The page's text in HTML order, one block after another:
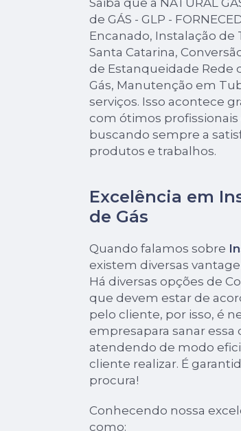
Saiba que a NATURAL
de GÁS - GLP -
Encanado, Instalação de
Santa Catarina,
de Estanqueidade Rede
Gás, Manutenção em
serviços. Isso acontece
com ótimos
buscando sempre a
produtos e trabalhos.
Excelência em
de Gás
Quando falamos sobre
existem diversas
Há diversas opções de
que devem estar de
pelo cliente, por isso, é
empresapara sanar essa
atendendo de modo
cliente realizar. É
procura!
Conhecendo nossa
como: